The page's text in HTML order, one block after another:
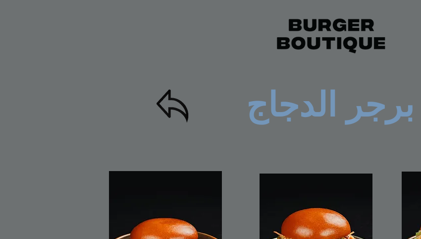
برجر الدجاج